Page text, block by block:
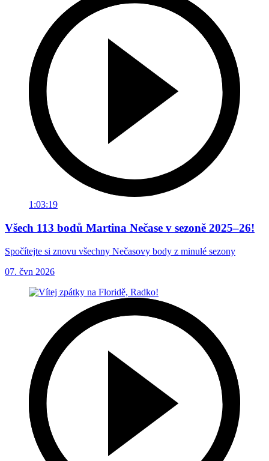
1:03:19
Všech 113 bodů Martina Nečase v sezoně 2025–26!
Spočítejte si znovu všechny Nečasovy body z minulé sezony
07. čvn 2026